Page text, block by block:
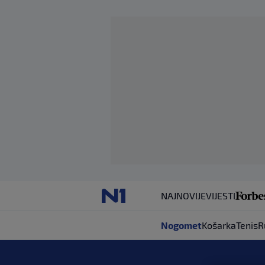
NAJNOVIJEVIJESTI
NogometKošarkaTenis